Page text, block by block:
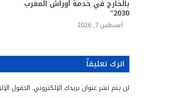
بالخارج في خدمة أوراش المغرب
2030”
أغسطس 7, 2026
اترك تعليقاً
لن يتم نشر عنوان بريدك الإلكتروني. الحقول